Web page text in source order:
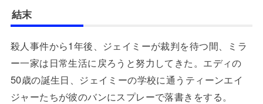
結末
殺人事件から1年後、ジェイミーが裁判を待つ間、ミラ
ー一家は日常生活に戻ろうと努力してきた。エディの
50歳の誕生日、ジェイミーの学校に通うティーンエイ
ジャーたちが彼のバンにスプレーで落書きをする。